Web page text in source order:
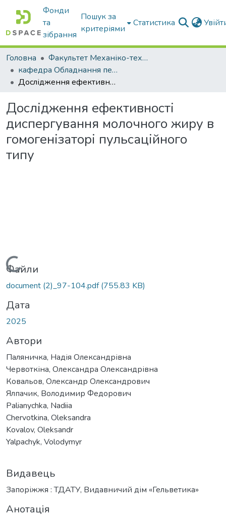
Фонди
та
зібрання
Пошук за
критеріями
Статистика
Головна
Факультет Механіко-технологічний
кафедра Обладнання переробних і харчових виробництв ім. професора Ф.Ю. Ялпачика
Дослідження ефективності диспергування молочного жиру в гомогенізаторі пульсаційного типу
Дослідження ефективності
диспергування молочного жиру в
гомогенізаторі пульсаційного
типу
Вантажиться...
Файли
document (2)_97-104.pdf(755.83 KB)
Дата
2025
Автори
Паляничка, Надія Олександрівна
Червоткіна, Олександра Олександрівна
Ковальов, Олександр Олександрович
Ялпачик, Володимир Федорович
Palianychka, Nadiia
Chervotkina, Oleksandra
Kovalov, Oleksandr
Yalpachyk, Volodymyr
Видавець
Запоріжжя : ТДАТУ, Видавничий дім «Гельветика»
Анотація